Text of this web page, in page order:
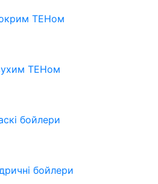
ТЕНом
ТЕНом
бойлери
бойлери